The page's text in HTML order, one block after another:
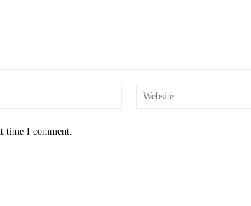
Email:*
time I comment.